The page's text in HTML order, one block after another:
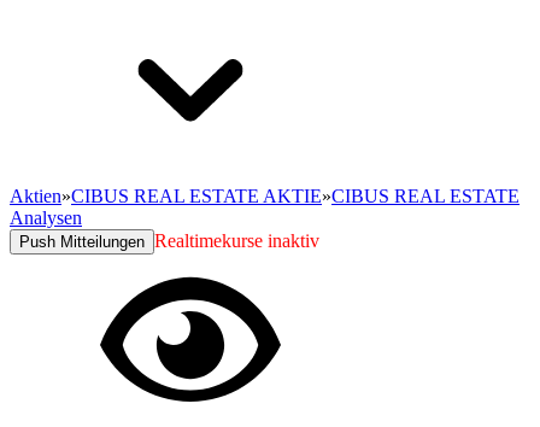
Aktien»CIBUS REAL ESTATE AKTIE»CIBUS REAL ESTATE
Analysen
Push Mitteilungen Realtimekurse inaktiv